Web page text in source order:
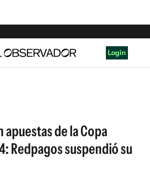
Login
apuestas de la Copa
Redpagos suspendió su